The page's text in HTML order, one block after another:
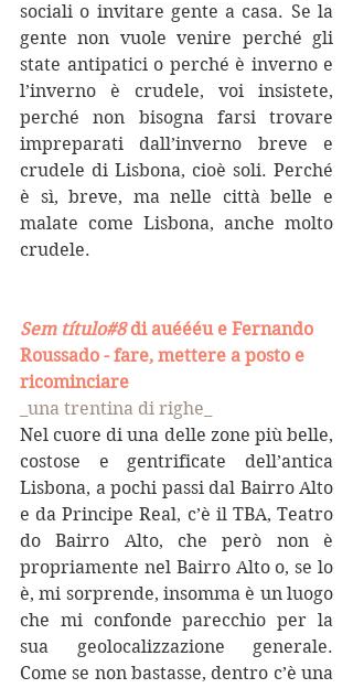
sociali o invitare gente a casa. Se la
gente non vuole venire perché gli
state antipatici o perché è inverno e
l’inverno è crudele, voi insistete,
perché non bisogna farsi trovare
impreparati dall’inverno breve e
crudele di Lisbona, cioè soli. Perché
è sì, breve, ma nelle città belle e
malate come Lisbona, anche molto
crudele.
Sem título#8 di auéééu e Fernando
Roussado - fare, mettere a posto e
ricominciare
_una trentina di righe_
Nel cuore di una delle zone più belle,
costose e gentrificate dell’antica
Lisbona, a pochi passi dal Bairro Alto
e da Principe Real, c’è il TBA, Teatro
do Bairro Alto, che però non è
propriamente nel Bairro Alto o, se lo
è, mi sorprende, insomma è un luogo
che mi confonde parecchio per la
sua geolocalizzazione generale.
Come se non bastasse, dentro c’è una